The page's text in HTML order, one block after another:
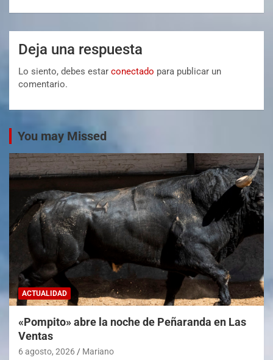
Deja una respuesta
Lo siento, debes estar conectado para publicar un
comentario.
You may Missed
ACTUALIDAD
«Pompito» abre la noche de Peñaranda en Las
Ventas
6 agosto, 2026 Mariano